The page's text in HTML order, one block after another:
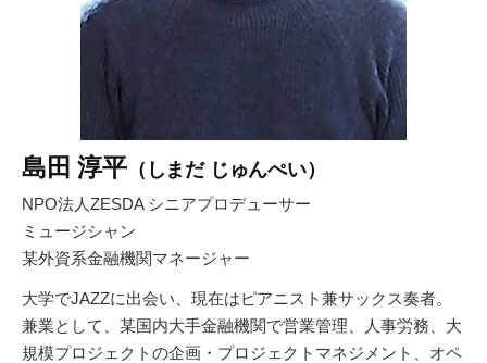
島田 淳平（しまだ じゅんぺい）
NPO法人ZESDA シニアプロデューサー
ミュージシャン
某外資系金融機関マネージャー
大学でJAZZに出会い、現在はピアニスト兼サックス奏者。
兼業として、某国内大手金融機関で営業管理、人事労務、大
規模プロジェクトの企画・プロジェクトマネジメント、オペ